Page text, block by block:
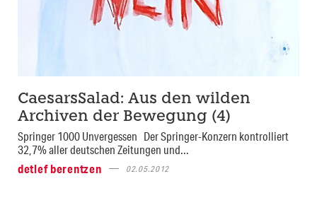
CaesarsSalad: Aus den wilden
Archiven der Bewegung (4)
Springer 1000 Unvergessen Der Springer-Konzern kontrolliert
32,7% aller deutschen Zeitungen und...
detlef berentzen
02.05.2012